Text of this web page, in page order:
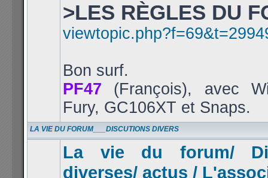
>LES RÈGLES DU
Bon surf.
PF47 (François), avec
Fury, GC106XT et Snaps.
LA VIE DU FORUM___DISCUTIONS DIVERS
La vie du forum/
diverses/ actus /